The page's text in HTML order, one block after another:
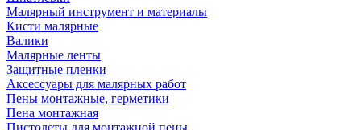
Малярный инструмент и материалы
Кисти малярные
Валики
Малярные ленты
Защитные пленки
Аксессуары для малярных работ
Пены монтажные, герметики
Пена монтажная
Пистолеты для монтажной пены